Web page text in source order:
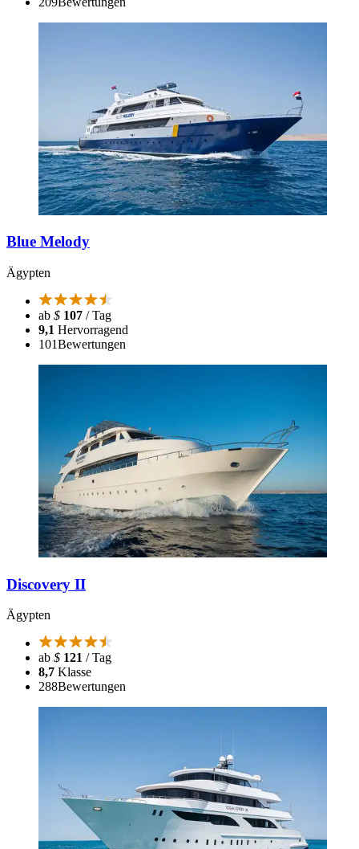
Blue Melody
Ägypten
ab $ 107 / Tag
9,1 Hervorragend
101Bewertungen
Discovery II
Ägypten
ab $ 121 / Tag
8,7 Klasse
288Bewertungen